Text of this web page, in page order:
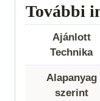
További
Ajánlott
Technika
Alapanyag
szerint